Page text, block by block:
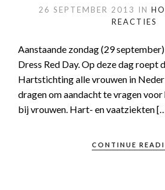
26 SEPTEMBER 2013 IN
REACTIES
Aanstaande zondag (29
Dress Red Day. Op deze dag roept
Hartstichting alle vrouwen in
dragen om aandacht te vragen
bij vrouwen. Hart- en vaatziekten
CONTINUE